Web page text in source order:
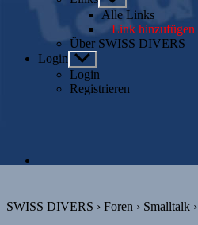
anzeigen
Alle Links
+ Link hinzufügen
Über SWISS DIVERS
Login Untermenü
anzeigen
Login
Registrieren
SWISS DIVERS › Foren › Smalltalk ›